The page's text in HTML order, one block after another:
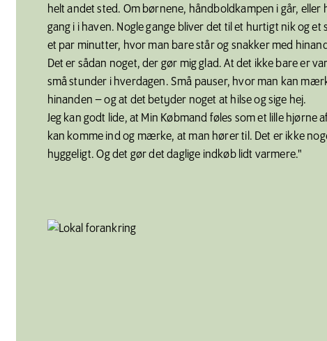
helt andet sted. Om børnene, håndboldkampen i går, eller
gang i i haven. Nogle gange bliver det til et hurtigt nik og et
et par minutter, hvor man bare står og snakker med
Det er sådan noget, der gør mig glad. At det ikke bare er
små stunder i hverdagen. Små pauser, hvor man kan
hinanden – og at det betyder noget at hilse og sige hej.
Jeg kan godt lide, at Min Købmand føles som et lille hjørne
kan komme ind og mærke, at man hører til. Det er ikke
hyggeligt. Og det gør det daglige indkøb lidt varmere."